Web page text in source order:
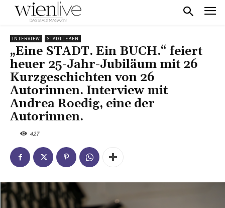
INTERVIEW STADTLEBEN
„Eine STADT. Ein BUCH.“ feiert
heuer 25-Jahr-Jubiläum mit 26
Kurzgeschichten von 26
Autorinnen. Interview mit
Andrea Roedig, eine der
Autorinnen.
427